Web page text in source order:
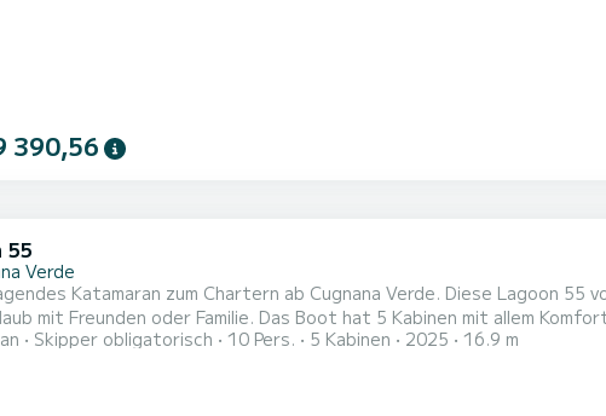
390,56
55
Verde
Katamaran zum Chartern ab Cugnana Verde. Diese Lagoon
Familie. Das Boot hat 5 Kabinen mit allem Komfort und eine Kapazität von 10 Personen. Mit einer
von 17 Metern wird es Ihr perfekter Begleiter sein, um einen
Skipper obligatorisch 10 Pers. 5 Kabinen 2025 16.9 m